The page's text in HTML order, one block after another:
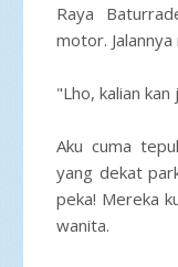
Raya
motor. Jalannya
"Lho, kalian kan
Aku cuma
yang dekat
peka! Mereka
wanita.